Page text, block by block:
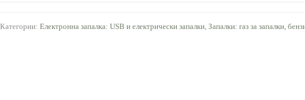
Категории: Електронна запалка: USB и електрически запалки Запалки: газ за запалки,